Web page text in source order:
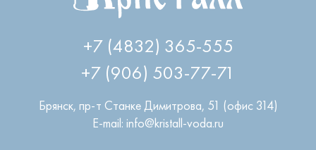
+7 (4832) 365-555
+7 (906) 503-77-71
Брянск
пр-т Станке Димитрова, 51 (офис 314)
E-mail: info@kristall-voda.ru